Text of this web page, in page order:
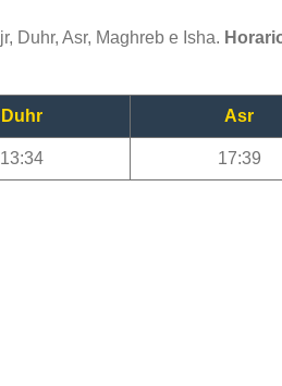
Duhr, Asr, Maghreb e Isha.
Duhr Asr
13:34 17:39